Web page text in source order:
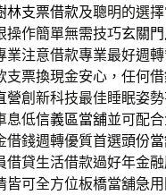
林支票借款及聰明的選
操作簡單無需技巧玄關
業注意借款專業最好週
支票換現金安心，任何
營創新科技最佳睡眠姿
息低信義區當舖並可配
借錢週轉優質首選頭份
借貸生活借款過好年金
皆可全方位板橋當舖急